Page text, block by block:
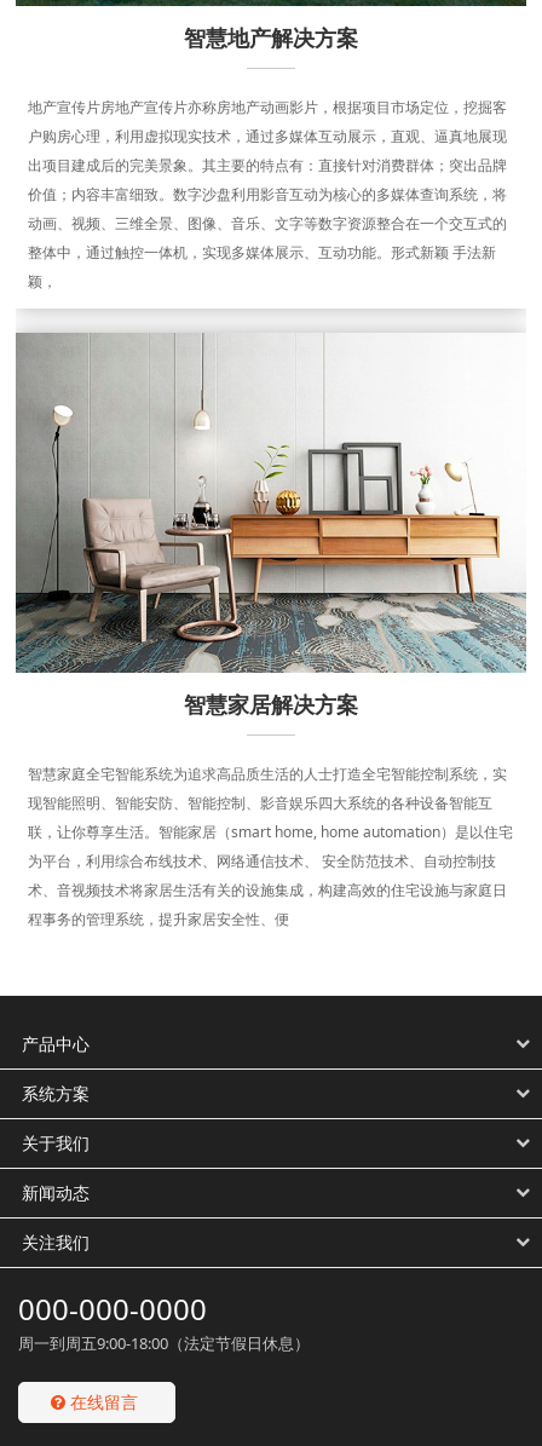
智慧地产解决方案
地产宣传片房地产宣传片亦称房地产动画影片，根据项目市场定位，挖掘客
户购房心理，利用虚拟现实技术，通过多媒体互动展示，直观、逼真地展现
出项目建成后的完美景象。其主要的特点有：直接针对消费群体；突出品牌
价值；内容丰富细致。数字沙盘利用影音互动为核心的多媒体查询系统，将
动画、视频、三维全景、图像、音乐、文字等数字资源整合在一个交互式的
整体中，通过触控一体机，实现多媒体展示、互动功能。形式新颖 手法新
颖，
智慧家居解决方案
智慧家庭全宅智能系统为追求高品质生活的人士打造全宅智能控制系统，实
现智能照明、智能安防、智能控制、影音娱乐四大系统的各种设备智能互
联，让你尊享生活。智能家居（smart home, home automation）是以住宅
为平台，利用综合布线技术、网络通信技术、 安全防范技术、自动控制技
术、音视频技术将家居生活有关的设施集成，构建高效的住宅设施与家庭日
程事务的管理系统，提升家居安全性、便
产品中心
系统方案
关于我们
新闻动态
关注我们
000-000-0000
周一到周五9:00-18:00（法定节假日休息）
在线留言